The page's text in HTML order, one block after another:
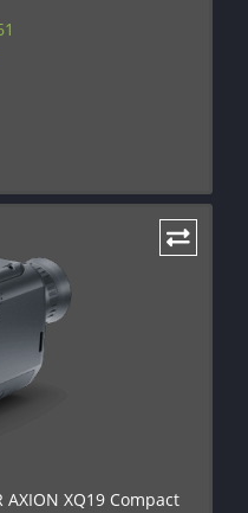
XQ19 Compact